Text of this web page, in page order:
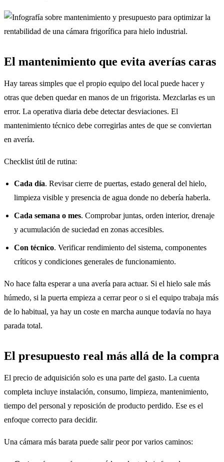
El mantenimiento que evita averías caras
Hay tareas simples que el propio equipo del local puede hacer y
otras que deben quedar en manos de un frigorista. Mezclarlas es un
error. La operativa diaria debe detectar desviaciones. El
mantenimiento técnico debe corregirlas antes de que se conviertan
en avería.
Checklist útil de rutina:
Cada día. Revisar cierre de puertas, estado general del hielo,
limpieza visible y presencia de agua donde no debería haberla.
Cada semana o mes. Comprobar juntas, orden interior, drenaje
y acumulación de suciedad en zonas accesibles.
Con técnico. Verificar rendimiento del sistema, componentes
críticos y condiciones generales de funcionamiento.
No hace falta esperar a una avería para actuar. Si el hielo sale más
húmedo, si la puerta empieza a cerrar peor o si el equipo trabaja más
de lo habitual, ya hay un coste en marcha aunque todavía no haya
parada total.
El presupuesto real más allá de la compra
El precio de adquisición solo es una parte del gasto. La cuenta
completa incluye instalación, consumo, limpieza, mantenimiento,
tiempo del personal y reposición de producto perdido. Ese es el
enfoque correcto para decidir.
Una cámara más barata puede salir peor por varios caminos: